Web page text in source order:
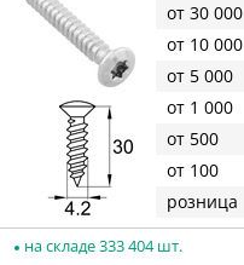
от 30 000
от 10 000
от 5 000
от 1 000
от 500
от 100
розница
на складе 333 404 шт.